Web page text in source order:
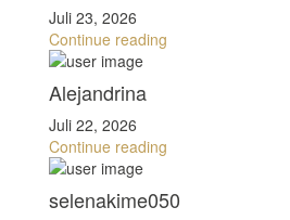
Juli 23, 2026
Continue reading
Alejandrina
Juli 22, 2026
Continue reading
selenakime050